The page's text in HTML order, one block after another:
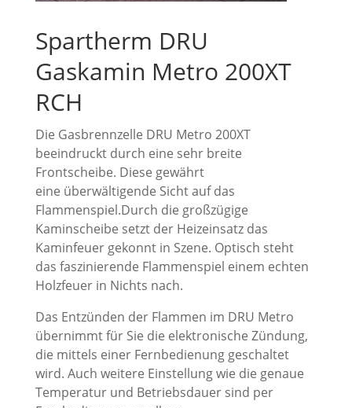
Spartherm DRU
Gaskamin Metro 200XT
RCH
Die Gasbrennzelle DRU Metro 200XT
beeindruckt durch eine sehr breite
Frontscheibe. Diese gewährt
eine überwältigende Sicht auf das
Flammenspiel.Durch die großzügige
Kaminscheibe setzt der Heizeinsatz das
Kaminfeuer gekonnt in Szene. Optisch steht
das faszinierende Flammenspiel einem echten
Holzfeuer in Nichts nach.
Das Entzünden der Flammen im DRU Metro
übernimmt für Sie die elektronische Zündung,
die mittels einer Fernbedienung geschaltet
wird. Auch weitere Einstellung wie die genaue
Temperatur und Betriebsdauer sind per